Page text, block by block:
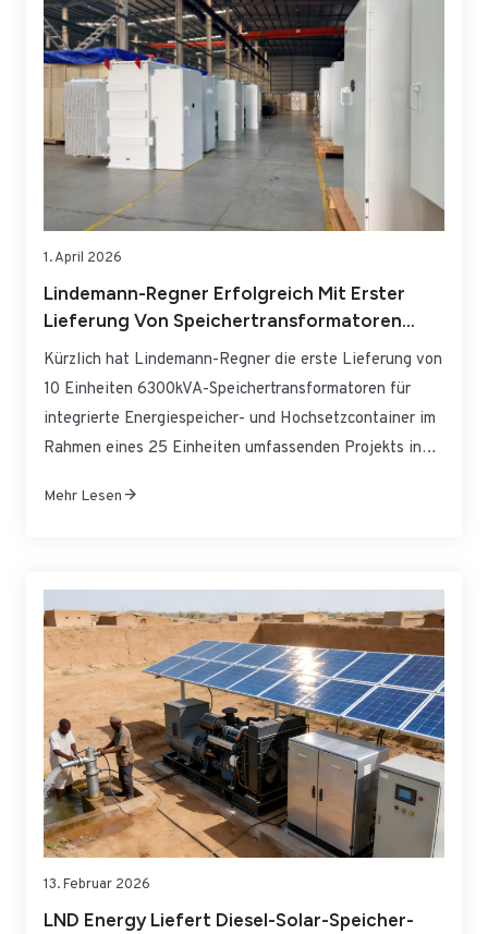
1. April 2026
Lindemann-Regner Erfolgreich Mit Erster
Lieferung Von Speichertransformatoren
Nach Rumänien
Kürzlich hat Lindemann-Regner die erste Lieferung von
10 Einheiten 6300kVA-Speichertransformatoren für
integrierte Energiespeicher- und Hochsetzcontainer im
Rahmen eines 25 Einheiten umfassenden Projekts in
Infrastruktur für erneuerbare Energien zu unterstützen.
Bei den gelieferten Transformatoren…
Mehr Lesen
13. Februar 2026
LND Energy Liefert Diesel-Solar-Speicher-